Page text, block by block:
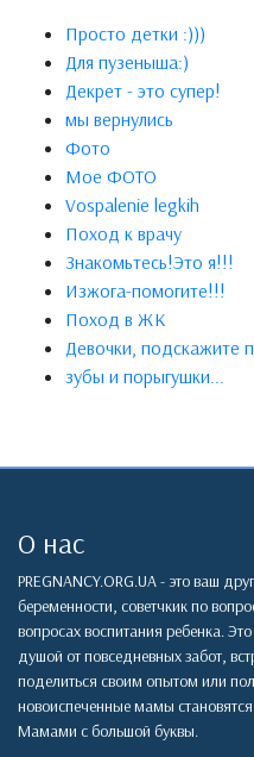
Просто детки :)))
Для пузеныша:)
Декрет - это супер!
мы вернулись
Фото
Мое ФОТО
Vospalenie legkih
Поход к врачу
Знакомьтесь!Это я!!!
Изжога-помогите!!!
Поход в ЖК
Девочки, подскажите
зубы и порыгушки...
О нас
PREGNANCY.ORG.UA - это ваш
беременности, советчкик по
вопросах воспитания ребенка.
душой от повседневных забот,
поделиться своим опытом или
новоиспеченные мамы
Мамами с большой буквы.